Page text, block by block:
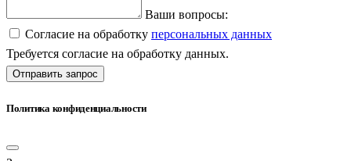
Ваши вопросы:
Согласие на обработку персональных данных
Требуется согласие на обработку данных.
Отправить запрос
Политика конфиденциальности